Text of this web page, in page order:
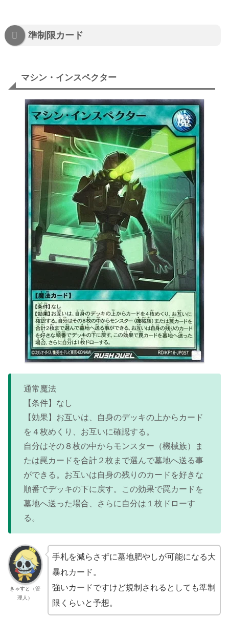
準制限カード
マシン・インスペクター
通常魔法
【条件】なし
【効果】お互いは、自身のデッキの上からカード
を４枚めくり、お互いに確認する。
自分はその８枚の中からモンスター（機械族）ま
たは罠カードを合計２枚まで選んで墓地へ送る事
ができる。お互いは自身の残りのカードを好きな
順番でデッキの下に戻す。この効果で罠カードを
墓地へ送った場合、さらに自分は１枚ドローす
る。
きゃすと（管
理人）
手札を減らさずに墓地肥やしが可能になる大
暴れカード。
強いカードですけど規制されるとしても準制
限くらいと予想。